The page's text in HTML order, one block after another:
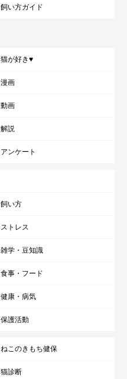
飼い方ガイド
猫が好き♥
漫画
動画
解説
アンケート
飼い方
ストレス
雑学・豆知識
食事・フード
健康・病気
保護活動
ねこのきもち健保
猫診断